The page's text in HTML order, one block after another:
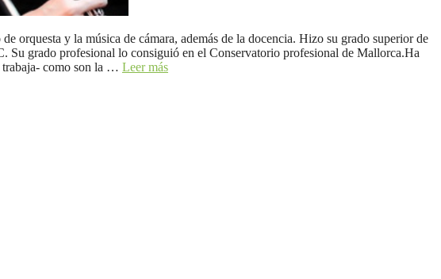
orquesta y la música de cámara, además de la docencia. Hizo su grado superior de
Su grado profesional lo consiguió en el Conservatorio profesional de Mallorca.Ha
trabaja- como son la … Leer más